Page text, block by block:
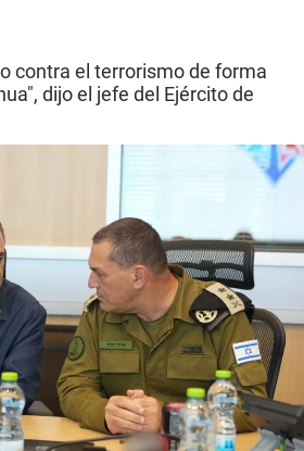
contra el terrorismo de forma
dijo el jefe del Ejército de